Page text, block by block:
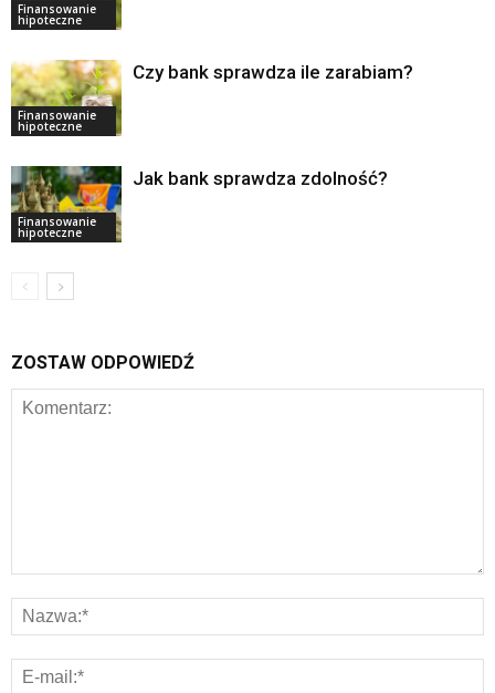
Finansowanie
hipoteczne
Finansowanie
hipoteczne
Czy bank sprawdza ile zarabiam?
Finansowanie
hipoteczne
Jak bank sprawdza zdolność?
ZOSTAW ODPOWIEDŹ